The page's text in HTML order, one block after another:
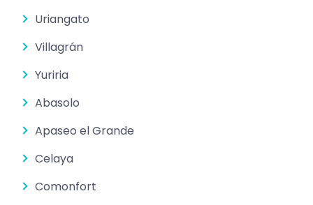
Uriangato
Villagrán
Yuriria
Abasolo
Apaseo el Grande
Celaya
Comonfort